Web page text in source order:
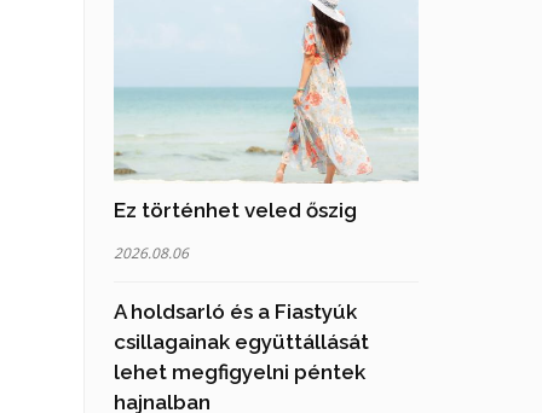
Ez történhet veled őszig
2026.08.06
A holdsarló és a Fiastyúk
csillagainak együttállását
lehet megfigyelni péntek
hajnalban